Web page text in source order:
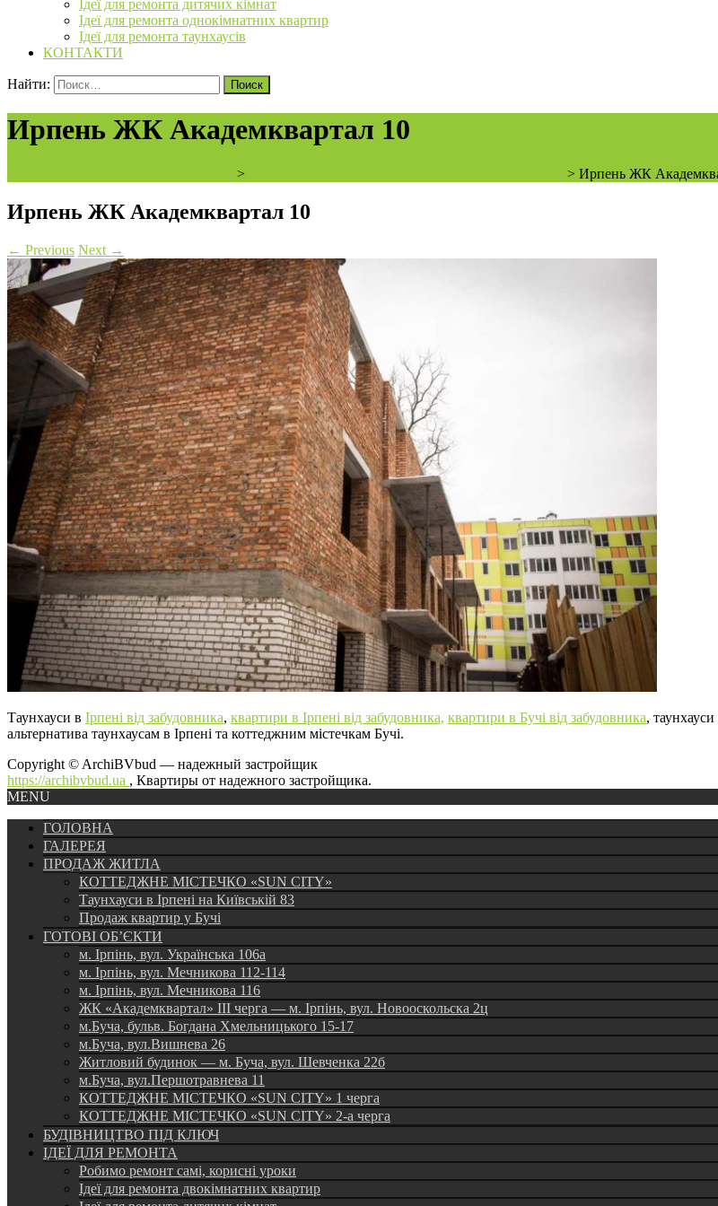
Ідеї для ремонта дитячих кімнат
Ідеї для ремонта однокімнатних квартир
Ідеї для ремонта таунхаусів
КОНТАКТИ
Найти:
Ирпень ЖК Академквартал 10
> > Ирпень ЖК
Ирпень ЖК Академквартал 10
← Previous Next →
Таунхауси в Ірпені від забудовника, квартири в Ірпені від забудовника, квартири в Бучі від забудовника, таунхауси
альтернатива таунхаусам в Ірпені та коттеджним містечкам Бучі.
Copyright © ArchiBVbud — надежный застройщик
https://archibvbud.ua , Квартиры от надежного застройщика.
MENU
ГОЛОВНА
ГАЛЕРЕЯ
ПРОДАЖ ЖИТЛА
КОТТЕДЖНЕ МІСТЕЧКО «SUN CITY»
Таунхауси в Ірпені на Київській 83
Продаж квартир у Бучі
ГОТОВІ ОБ’ЄКТИ
м. Ірпінь, вул. Українська 106а
м. Ірпінь, вул. Мечникова 112-114
м. Ірпінь, вул. Мечникова 116
ЖК «Академквартал» III черга — м. Ірпінь, вул. Новооскольска 2ц
м.Буча, бульв. Богдана Хмельницького 15-17
м.Буча, вул.Вишнева 26
Житловий будинок — м. Буча, вул. Шевченка 22б
м.Буча, вул.Першотравнева 11
КОТТЕДЖНЕ МІСТЕЧКО «SUN CITY» 1 черга
КОТТЕДЖНЕ МІСТЕЧКО «SUN CITY» 2-а черга
БУДІВНИЦТВО ПІД КЛЮЧ
ІДЕЇ ДЛЯ РЕМОНТА
Робимо ремонт самі, корисні уроки
Ідеї для ремонта двокімнатних квартир